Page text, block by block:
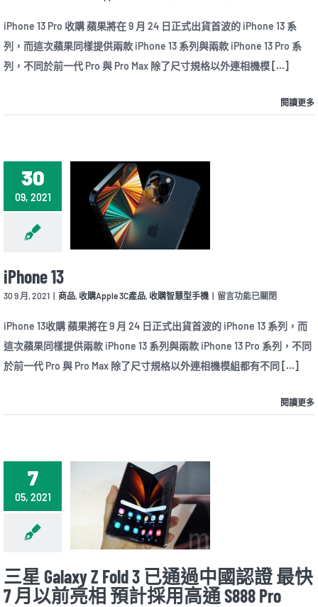
13
Pro〉
中
iPhone 13 Pro 收購 蘋果將在 9 月 24 日正式出貨首波的 iPhone 13 系
列，而這次蘋果同樣提供兩款 iPhone 13 系列與兩款 iPhone 13 Pro 系
列，不同於前一代 Pro 與 Pro Max 除了尺寸規格以外連相機模 [...]
閱讀更多
30
09, 2021
iPhone 13
30 9 月, 2021 商品,收購Apple 3C產品,收購智慧型手機
在
13〉
中
留言功能已關閉
iPhone 13收購 蘋果將在 9 月 24 日正式出貨首波的 iPhone 13 系列，而
這次蘋果同樣提供兩款 iPhone 13 系列與兩款 iPhone 13 Pro 系列，不同
於前一代 Pro 與 Pro Max 除了尺寸規格以外連相機模組都有不同 [...]
閱讀更多
7
05, 2021
三星 Galaxy Z Fold 3 已通過中國認證 最快
7 月以前亮相 預計採用高通 S888 Pro